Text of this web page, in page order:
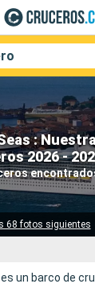
:
2026 -
68 fotos siguientes
un barco de